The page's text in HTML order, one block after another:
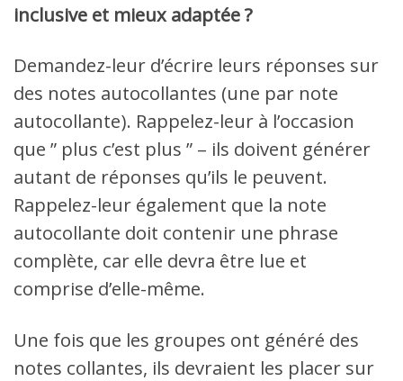
inclusive et mieux adaptée ?
Demandez-leur d’écrire leurs réponses sur
des notes autocollantes (une par note
autocollante). Rappelez-leur à l’occasion
que ” plus c’est plus ” – ils doivent générer
autant de réponses qu’ils le peuvent.
Rappelez-leur également que la note
autocollante doit contenir une phrase
complète, car elle devra être lue et
comprise d’elle-même.
Une fois que les groupes ont généré des
notes collantes, ils devraient les placer sur